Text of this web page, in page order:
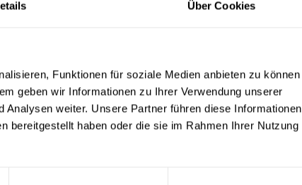
Über Cookies
Funktionen für soziale Medien anbieten zu können
geben wir Informationen zu Ihrer Verwendung unserer
weiter. Unsere Partner führen diese Informationen
bereitgestellt haben oder die sie im Rahmen Ihrer Nutzung